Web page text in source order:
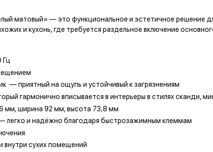
матовый» — это функциональное и эстетичное решение
и кухонь, где требуется раздельное включение
Гц
— приятный на ощупь и устойчивый к загрязнениям
гармонично вписывается в интерьеры в стилях сканди,
мм, ширина 92 мм, высота 73,8 мм
легко и надёжно благодаря быстрозажимным клеммам
внутри сухих помещений